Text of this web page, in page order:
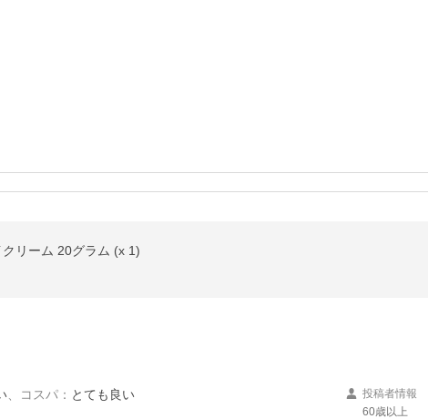
リーム 20グラム (x 1)
コスパ ： とても良い
投稿者情報
60歳以上